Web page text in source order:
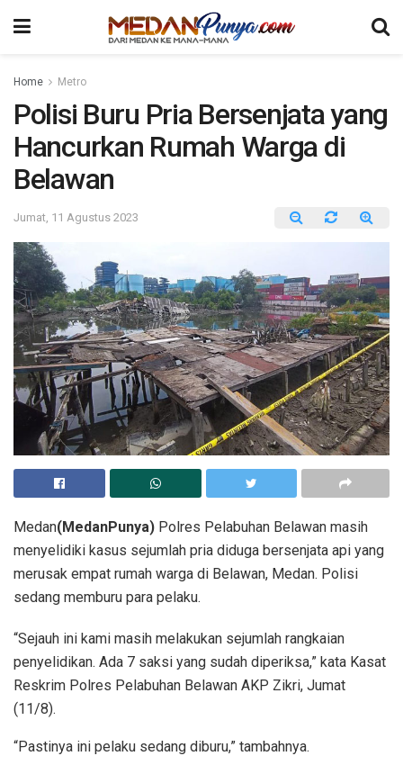
Home Metro
Polisi Buru Pria Bersenjata yang
Hancurkan Rumah Warga di
Belawan
Jumat, 11 Agustus 2023
Medan(MedanPunya) Polres Pelabuhan Belawan masih
menyelidiki kasus sejumlah pria diduga bersenjata api yang
merusak empat rumah warga di Belawan, Medan. Polisi
sedang memburu para pelaku.
“Sejauh ini kami masih melakukan sejumlah rangkaian
penyelidikan. Ada 7 saksi yang sudah diperiksa,” kata Kasat
Reskrim Polres Pelabuhan Belawan AKP Zikri, Jumat
(11/8).
“Pastinya ini pelaku sedang diburu,” tambahnya.